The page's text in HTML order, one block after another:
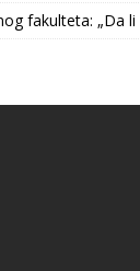
fakulteta: „Da